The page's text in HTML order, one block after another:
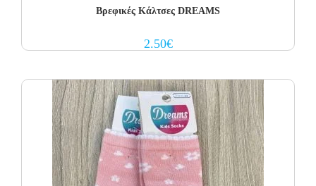
Βρεφικές Κάλτσες DREAMS
2.50€